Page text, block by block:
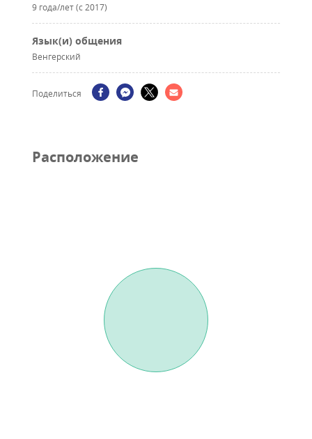
9 года/лет (с 2017)
Язык(и) общения
Венгерский
Поделиться
Pасположение